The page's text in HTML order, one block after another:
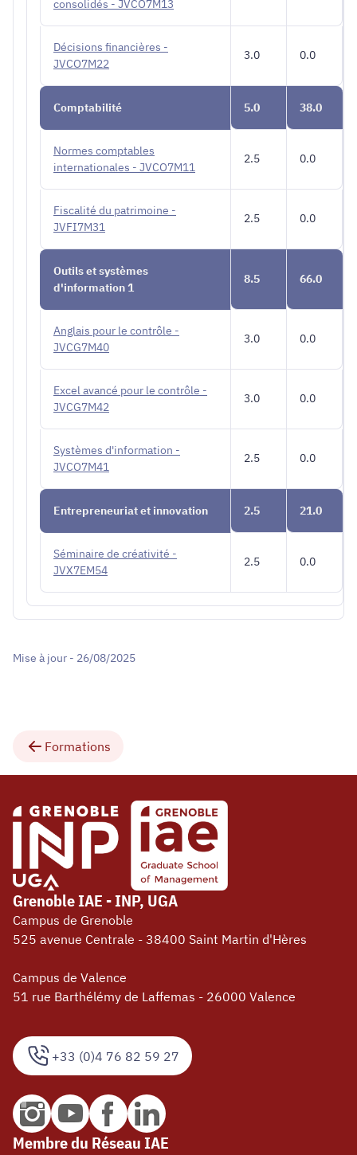
consolidés - JVCO7M13
Décisions financières -
JVCO7M22
3.0 0.0
Comptabilité 5.0 38.0
Normes comptables
internationales - JVCO7M11
2.5 0.0
Fiscalité du patrimoine -
JVFI7M31
2.5 0.0
Outils et systèmes
d'information 1
8.5 66.0
Anglais pour le contrôle -
JVCG7M40
3.0 0.0
Excel avancé pour le contrôle -
JVCG7M42
3.0 0.0
Systèmes d'information -
JVCO7M41
2.5 0.0
Entrepreneuriat et innovation 2.5 21.0
Séminaire de créativité -
JVX7EM54
2.5 0.0
Mise à jour - 26/08/2025
Formations
+33 (0)4 76 82 59 27
Grenoble IAE - INP, UGA
Campus de Grenoble
525 avenue Centrale - 38400 Saint Martin d'Hères
Campus de Valence
51 rue Barthélémy de Laffemas - 26000 Valence
Membre du Réseau IAE